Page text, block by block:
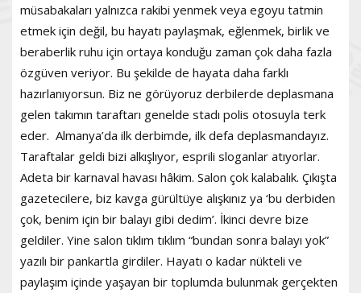
müsabakaları yalnızca rakibi yenmek veya egoyu tatmin
etmek için değil, bu hayatı paylaşmak, eğlenmek, birlik ve
beraberlik ruhu için ortaya konduğu zaman çok daha fazla
özgüven veriyor. Bu şekilde de hayata daha farklı
hazırlanıyorsun. Biz ne görüyoruz derbilerde deplasmana
gelen takımın taraftarı genelde stadı polis otosuyla terk
eder. Almanya’da ilk derbimde, ilk defa deplasmandayız.
Taraftalar geldi bizi alkışlıyor, esprili sloganlar atıyorlar.
Adeta bir karnaval havası hâkim. Salon çok kalabalık. Çıkışta
gazetecilere, biz kavga gürültüye alışkınız ya ‘bu derbiden
çok, benim için bir balayı gibi dedim’. İkinci devre bize
geldiler. Yine salon tıklım tıklım “bundan sonra balayı yok”
yazılı bir pankartla girdiler. Hayatı o kadar nükteli ve
paylaşım içinde yaşayan bir toplumda bulunmak gerçekten